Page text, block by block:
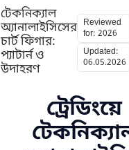
টেকনিক্যাল
অ্যানালাইসিসের
চার্ট ফিগার:
প্যাটার্ন ও
উদাহরণ
Reviewed
for: 2026
Updated:
06.05.2026
ট্রেডিংয়ে